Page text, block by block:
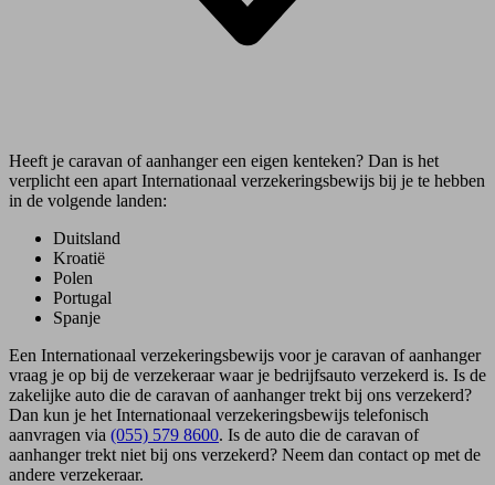
Heeft je caravan of aanhanger een eigen kenteken? Dan is het
verplicht een apart Internationaal verzekeringsbewijs bij je te hebben
in de volgende landen:
Duitsland
Kroatië
Polen
Portugal
Spanje
Een Internationaal verzekeringsbewijs voor je caravan of aanhanger
vraag je op bij de verzekeraar waar je bedrijfsauto verzekerd is. Is de
zakelijke auto die de caravan of aanhanger trekt bij ons verzekerd?
Dan kun je het Internationaal verzekeringsbewijs telefonisch
aanvragen via (055) 579 8600. Is de auto die de caravan of
aanhanger trekt niet bij ons verzekerd? Neem dan contact op met de
andere verzekeraar.